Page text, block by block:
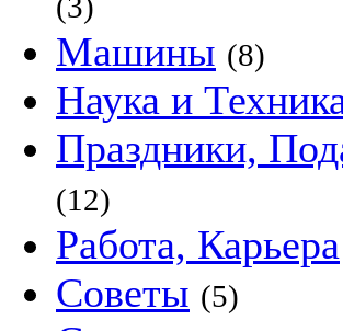
Машины (8)
Наука и
Праздники,
(12)
Работа, Карьера
Советы (5)